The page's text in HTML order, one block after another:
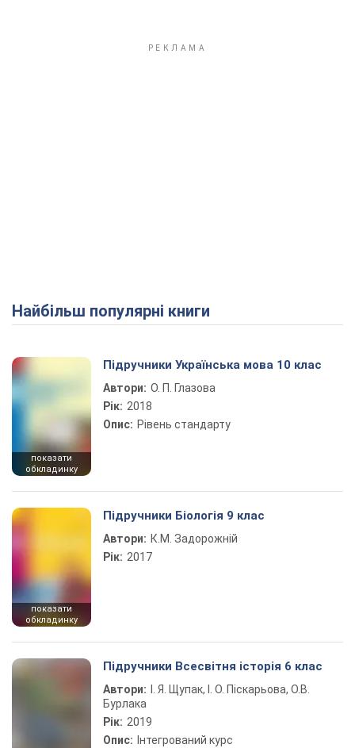
Найбільш популярні книги
показати
обкладинку
Підручники Українська мова 10 клас
Автори: О. П. Глазова
Рік: 2018
Опис: Рівень стандарту
показати
обкладинку
Підручники Біологія 9 клас
Автори: К.М. Задорожній
Рік: 2017
Підручники Всесвітня історія 6 клас
Автори:
І. Я. Щупак, І. О. Піскарьова, О.В.
Бурлака
Рік: 2019
Опис: Інтегрований курс